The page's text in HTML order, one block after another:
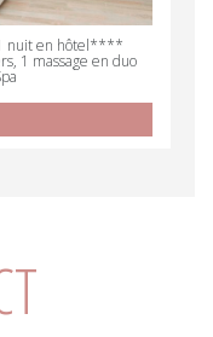
nuit en hôtel****
1 massage en duo